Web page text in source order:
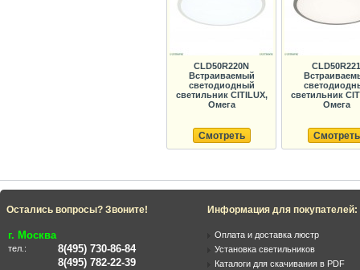
CLD50R220N
Встраиваемый
светодиодный
светильник CITILUX,
Омега
Смотреть
CLD50R221
светильник
Омега
Смотреть
Остались вопросы? Звоните!
г. Москва
тел.:
8(495) 730-86-84
8(495) 782-22-39
Информация для покупателей:
Оплата и доставка люстр
Установка светильников
Каталоги для скачивания в PDF